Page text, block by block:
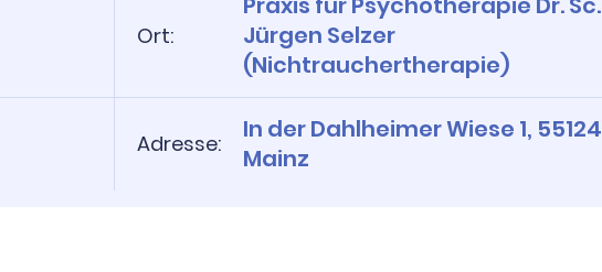
Ort:
Jürgen Selzer
(Nichtrauchertherapie)
Adresse:
In der Dahlheimer Wiese 1, 55124
Mainz